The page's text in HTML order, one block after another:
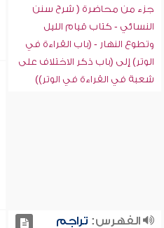
جزء من محاضرة ( شرح سنن
النسائي - كتاب قيام الليل
وتطوع النهار - (باب القراءة في
الوتر) إلى (باب ذكر الاختلاف على
شعبة في القراءة في الوتر))
الفهرس: تراجم